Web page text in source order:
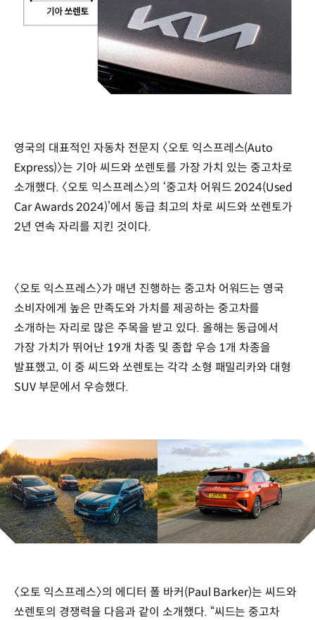
영국의 대표적인 자동차 전문지 〈오토 익스프레스(Auto
Express)〉는 기아 씨드와 쏘렌토를 가장 가치 있는 중고차로
소개했다. 〈오토 익스프레스〉의 ‘중고차 어워드 2024(Used
Car Awards 2024)’에서 동급 최고의 차로 씨드와 쏘렌토가
2년 연속 자리를 지킨 것이다.
〈오토 익스프레스〉가 매년 진행하는 중고차 어워드는 영국
소비자에게 높은 만족도와 가치를 제공하는 중고차를
소개하는 자리로 많은 주목을 받고 있다. 올해는 동급에서
가장 가치가 뛰어난 19개 차종 및 종합 우승 1개 차종을
발표했고, 이 중 씨드와 쏘렌토는 각각 소형 패밀리카와 대형
SUV 부문에서 우승했다.
〈오토 익스프레스〉의 에디터 폴 바커(Paul Barker)는 씨드와
쏘렌토의 경쟁력을 다음과 같이 소개했다. “씨드는 중고차